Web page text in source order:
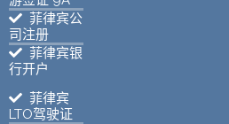
菲律宾公
司注册
菲律宾银
行开户
菲律宾
LTO驾驶证